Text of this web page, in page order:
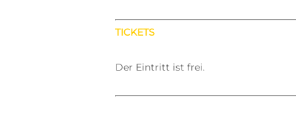
TICKETS
Der Eintritt ist frei.